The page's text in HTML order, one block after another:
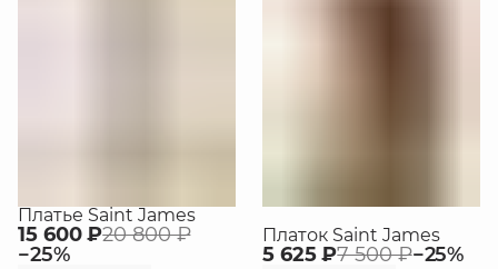
Платье Saint James
15 600 ₽20 800 ₽
−25%
Платок Saint James
5 625 ₽7 500 ₽−25%